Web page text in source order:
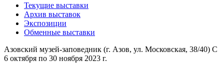
Текущие выставки
Архив выставок
Экспозиции
Обменные выставки
Азовский музей-заповедник (г. Азов, ул. Московская, 38/40) С
6 октября по 30 ноября 2023 г.